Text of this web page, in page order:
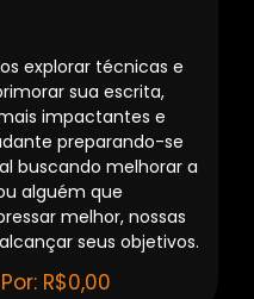
explorar técnicas e
sua escrita,
impactantes e
preparando-se
buscando melhorar a
alguém que
melhor, nossas
seus objetivos.
R$0,00